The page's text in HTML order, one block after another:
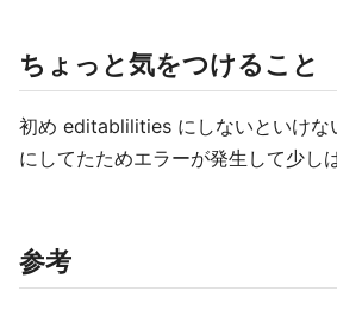
ちょっと気をつけること
初め editablilities にしないといけ
にしてたためエラーが発生して少し
参考